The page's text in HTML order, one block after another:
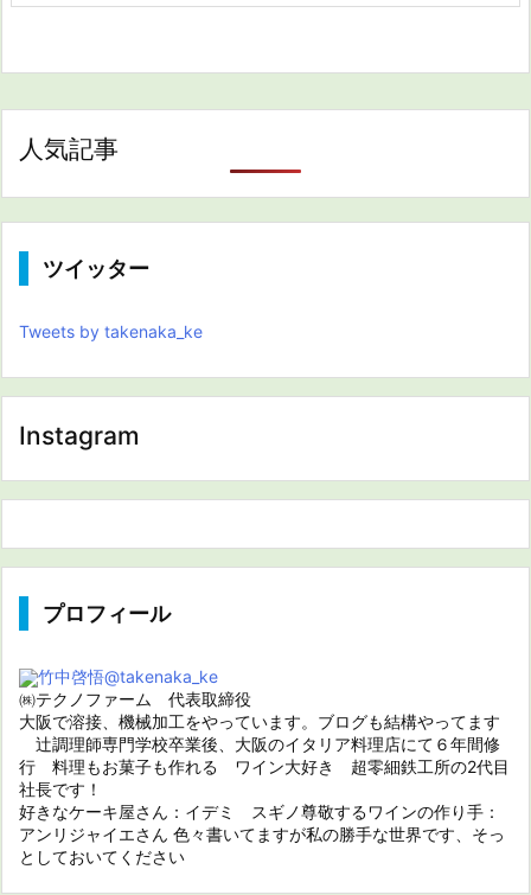
人気記事
ツイッター
Tweets by takenaka_ke
Instagram
プロフィール
竹中啓悟@takenaka_ke
㈱テクノファーム 代表取締役
大阪で溶接、機械加工をやっています。ブログも結構やってます
辻調理師専門学校卒業後、大阪のイタリア料理店にて６年間修
行 料理もお菓子も作れる ワイン大好き 超零細鉄工所の2代目
社長です！
好きなケーキ屋さん：イデミ スギノ尊敬するワインの作り手：
アンリジャイエさん 色々書いてますが私の勝手な世界です、そっ
としておいてください